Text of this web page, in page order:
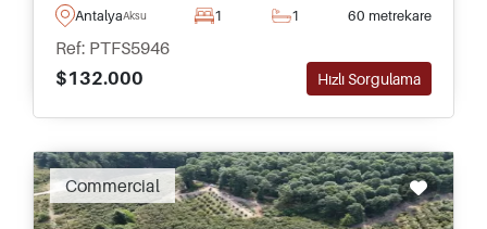
bakmakta ve kapsamlı olanaklara sahip birinci
AntalyaAksu 1 1 60 metrekare
Ref: PTFS5946
$132.000
Hızlı Sorgulama
Commercial